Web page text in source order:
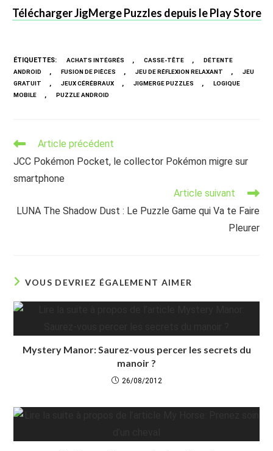
Télécharger JigMerge Puzzles depuis le Play Store
ÉTIQUETTES: ACHATS INTÉGRÉS , CASSE-TÊTE ,
DÉTENTE
ANDROID
, FUSION DE PIÈCES , JEU DE RÉFLEXION RELAXANT ,
JEU
GRATUIT
, JEUX CÉRÉBRAUX , JIGMERGE PUZZLES ,
LOGIQUE
MOBILE
, PUZZLE ANDROID
Read
articles
Article précédent
JCC Pokémon Pocket, le collector Pokémon migre sur
smartphone
Article suivant
LUNA The Shadow Dust : Le Puzzle Game qui Va te Faire
Pleurer
VOUS DEVRIEZ ÉGALEMENT AIMER
Mystery Manor: Saurez-vous percer les secrets du
manoir ?
26/08/2012